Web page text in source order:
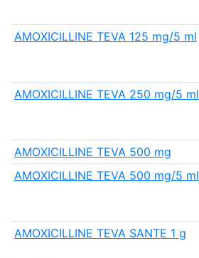
AMOXICILLINE TEVA 125 mg/5 ml
AMOXICILLINE TEVA 250 mg/5 ml
AMOXICILLINE TEVA 500 mg
AMOXICILLINE TEVA 500 mg/5 ml
AMOXICILLINE TEVA SANTE 1 g